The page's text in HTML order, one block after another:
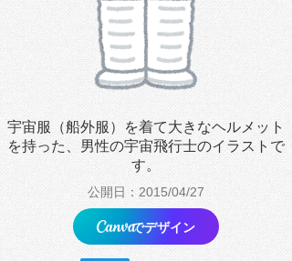
宇宙服（船外服）を着て大きなヘルメット
を持った、男性の宇宙飛行士のイラストで
す。
公開日：2015/04/27
でデザイン